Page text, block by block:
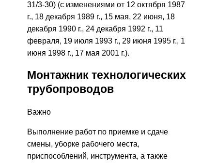
31/3-30) (с изменениями от 12 октября 1987
г., 18 декабря 1989 г., 15 мая, 22 июня, 18
декабря 1990 г., 24 декабря 1992 г., 11
февраля, 19 июля 1993 г., 29 июня 1995 г., 1
июня 1998 г., 17 мая 2001 г.).
Монтажник технологических
трубопроводов
Важно
Выполнение работ по приемке и сдаче
смены, уборке рабочего места,
приспособлений, инструмента, а также